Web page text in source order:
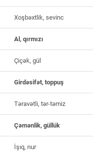
Xoşbəxtlik, sevinc
Al, qırmızı
Çiçək, gül
Girdəsifət, toppuş
Təravətli, tər-təmiz
Çəmənlik, güllük
İşıq, nur